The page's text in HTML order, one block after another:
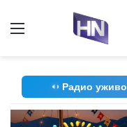
Радио уживо